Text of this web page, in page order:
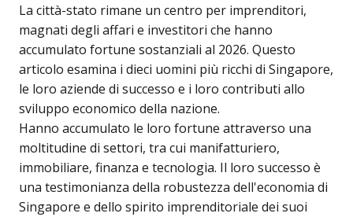
La città-stato rimane un centro per imprenditori,
magnati degli affari e investitori che hanno
accumulato fortune sostanziali al 2026. Questo
articolo esamina i dieci uomini più ricchi di Singapore,
le loro aziende di successo e i loro contributi allo
sviluppo economico della nazione.
Hanno accumulato le loro fortune attraverso una
moltitudine di settori, tra cui manifatturiero,
immobiliare, finanza e tecnologia. Il loro successo è
una testimonianza della robustezza dell'economia di
Singapore e dello spirito imprenditoriale dei suoi